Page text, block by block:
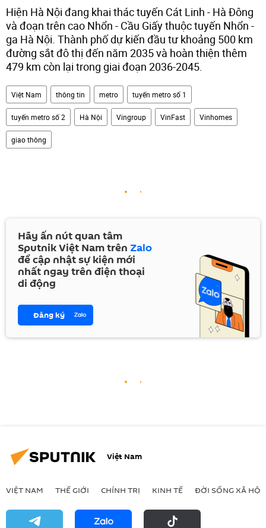
Hiện Hà Nội đang khai thác tuyến Cát Linh - Hà Đông
và đoạn trên cao Nhổn - Cầu Giấy thuộc tuyến Nhổn -
ga Hà Nội. Thành phố dự kiến đầu tư khoảng 500 km
đường sắt đô thị đến năm 2035 và hoàn thiện thêm
479 km còn lại trong giai đoạn 2036-2045.
Việt Nam thông tin metro tuyến metro số 1
tuyến metro số 2 Hà Nội Vingroup VinFast Vinhomes
giao thông
Hãy ấn nút quan tâm
Sputnik Việt Nam trên Zalo
để cập nhật sự kiện mới
nhất ngay trên điện thoại
di động
Đăng ký
Việt Nam
VIỆT NAM THẾ GIỚI CHÍNH TRỊ KINH TẾ ĐỜI SỐNG XÃ HỘI